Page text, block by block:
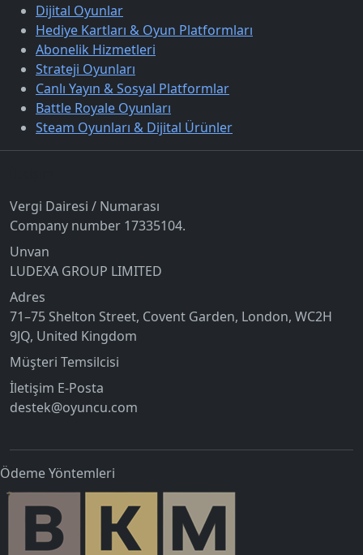
Dijital Oyunlar
Hediye Kartları & Oyun Platformları
Abonelik Hizmetleri
Strateji Oyunları
Canlı Yayın & Sosyal Platformlar
Battle Royale Oyunları
Steam Oyunları & Dijital Ürünler
Vergi Dairesi / Numarası
Company number 17335104.
Unvan
LUDEXA GROUP LIMITED
Adres
71–75 Shelton Street, Covent Garden, London, WC2H
9JQ, United Kingdom
Müşteri Temsilcisi
İletişim E-Posta
destek@oyuncu.com
Ödeme Yöntemleri